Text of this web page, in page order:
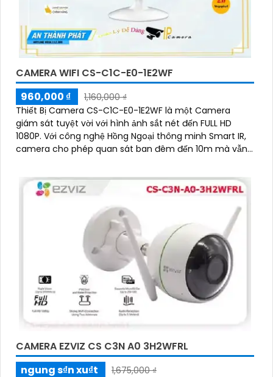
CAMERA WIFI CS-C1C-E0-1E2WF
960,000 ₫
1,160,000 ₫
Thiết Bị Camera CS-C1C-E0-1E2WF là một Camera
giám sát tuyệt vời với hình ảnh sắt nét đến FULL HD
1080P. Với công nghệ Hồng Ngoại thông minh Smart IR,
camera cho phép quan sát ban đêm đến 10m mà vẫn
CAMERA EZVIZ CS C3N A0 3H2WFRL
ngung s₫n xu₫t
1,675,000 ₫